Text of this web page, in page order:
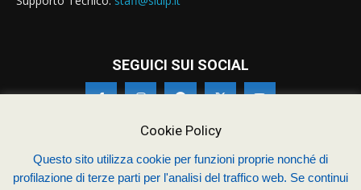
SEGUICI SUI SOCIAL
© Siulp 2026 - C.F.97014000588 - Realizzato dastudio4s.com
Cookie Policy
Questo sito utilizza cookie per funzioni proprie nonché di
profilazione di terze parti per l'analisi del traffico web. Se continui